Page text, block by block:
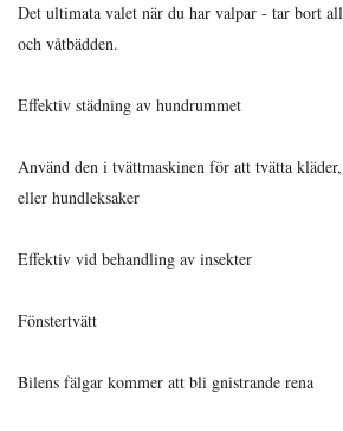
Det ultimata valet när du har valpar - tar bort
och våtbädden.
Effektiv städning av hundrummet
Använd den i tvättmaskinen för att tvätta
eller hundleksaker
Effektiv vid behandling av insekter
Fönstertvätt
Bilens fälgar kommer att bli gnistrande rena